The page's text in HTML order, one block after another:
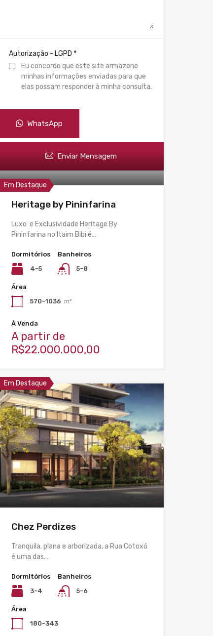
Autorização - LGPD *
Eu concordo que este site armazene
minhas informações enviadas para que
elas possam responder à minha consulta.
WhatsApp
Enviar Mensagem
Em Destaque
Heritage by Pininfarina
Luxo e Exclusividade Heritage By
Pininfarina no Itaim Bibi é…
Dormitórios
4-5
Banheiros
5-8
Área
570-1036 m²
À Venda
A partir de
R$22.000.000,00
Em Destaque
Chez Perdizes
Tranquila, plana e arborizada, a Rua Cotoxó
é uma das…
Dormitórios
3-4
Banheiros
5-6
Área
180-343